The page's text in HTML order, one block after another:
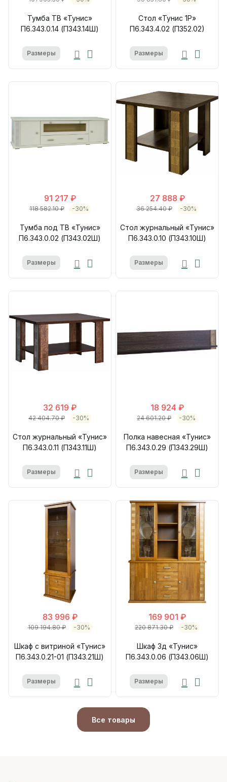
Тумба ТВ «Тунис»
П6.343.0.14 (П343.14Ш)
Размеры
Стол «Тунис 1Р»
П6.343.4.02 (П352.02)
Размеры
91 217 ₽
118 582.10 ₽ -30%
Тумба под ТВ «Тунис»
П6.343.0.02 (П343.02Ш)
Размеры
27 888 ₽
36 254.40 ₽ -30%
Стол журнальный «Тунис»
П6.343.0.10 (П343.10Ш)
Размеры
32 619 ₽
42 404.70 ₽ -30%
Стол журнальный «Тунис»
П6.343.0.11 (П343.11Ш)
Размеры
18 924 ₽
24 601.20 ₽ -30%
Полка навесная «Тунис»
П6.343.0.29 (П343.29Ш)
Размеры
83 996 ₽
109 194.80 ₽ -30%
Шкаф с витриной «Тунис»
П6.343.0.21-01 (П343.21Ш)
Размеры
169 901 ₽
220 871.30 ₽ -30%
Шкаф 3д «Тунис»
П6.343.0.06 (П343.06Ш)
Размеры
Все товары